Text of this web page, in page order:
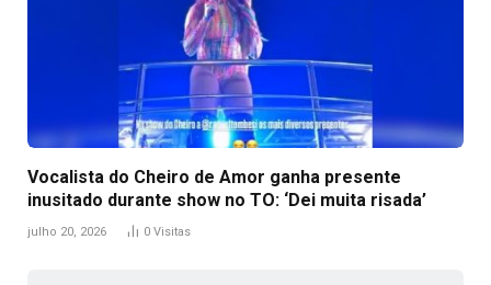
Vocalista do Cheiro de Amor ganha presente
inusitado durante show no TO: ‘Dei muita risada’
julho 20, 2026 0 Visitas